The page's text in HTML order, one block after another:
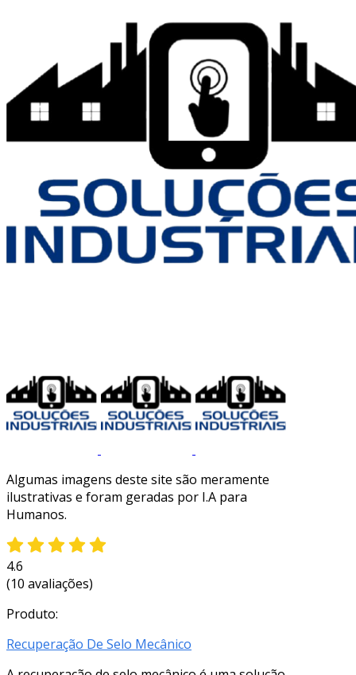
Algumas imagens deste site são meramente
ilustrativas e foram geradas por I.A para
Humanos.
4.6
(10 avaliações)
Produto:
Recuperação De Selo Mecânico